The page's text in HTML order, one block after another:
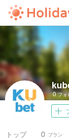
0フォ
トップ プラン
0